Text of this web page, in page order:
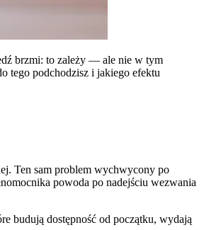
brzmi: to zależy — ale nie w tym
tego podchodzisz i jakiego efektu
Ten sam problem wychwycony po
powoda po nadejściu wezwania
budują dostępność od początku, wydają